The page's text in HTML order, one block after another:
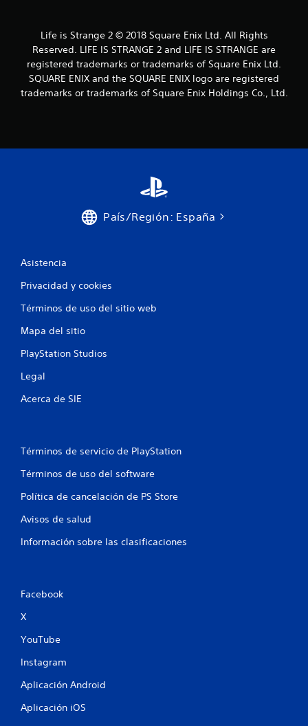
Life is Strange 2 © 2018 Square Enix Ltd. All Rights
Reserved. LIFE IS STRANGE 2 and LIFE IS STRANGE are
registered trademarks or trademarks of Square Enix Ltd.
SQUARE ENIX and the SQUARE ENIX logo are registered
trademarks or trademarks of Square Enix Holdings Co., Ltd.
País/Región: España
Asistencia
Privacidad y cookies
Términos de uso del sitio web
Mapa del sitio
PlayStation Studios
Legal
Acerca de SIE
Términos de servicio de PlayStation
Términos de uso del software
Política de cancelación de PS Store
Avisos de salud
Información sobre las clasificaciones
Facebook
X
YouTube
Instagram
Aplicación Android
Aplicación iOS